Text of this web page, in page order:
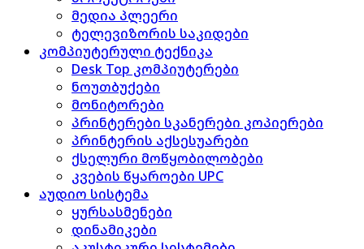
მედია პლეერი
ტელევიზორის საკიდები
კომპიუტერული ტექნიკა
Desk Top კომპიუტერები
ნოუთბუქები
მონიტორები
პრინტერები სკანერები კოპიერები
პრინტერის აქსესუარები
ქსელური მოწყობილობები
კვების წყაროები UPC
აუდიო სისტემა
ყურსასმენები
დინამიკები